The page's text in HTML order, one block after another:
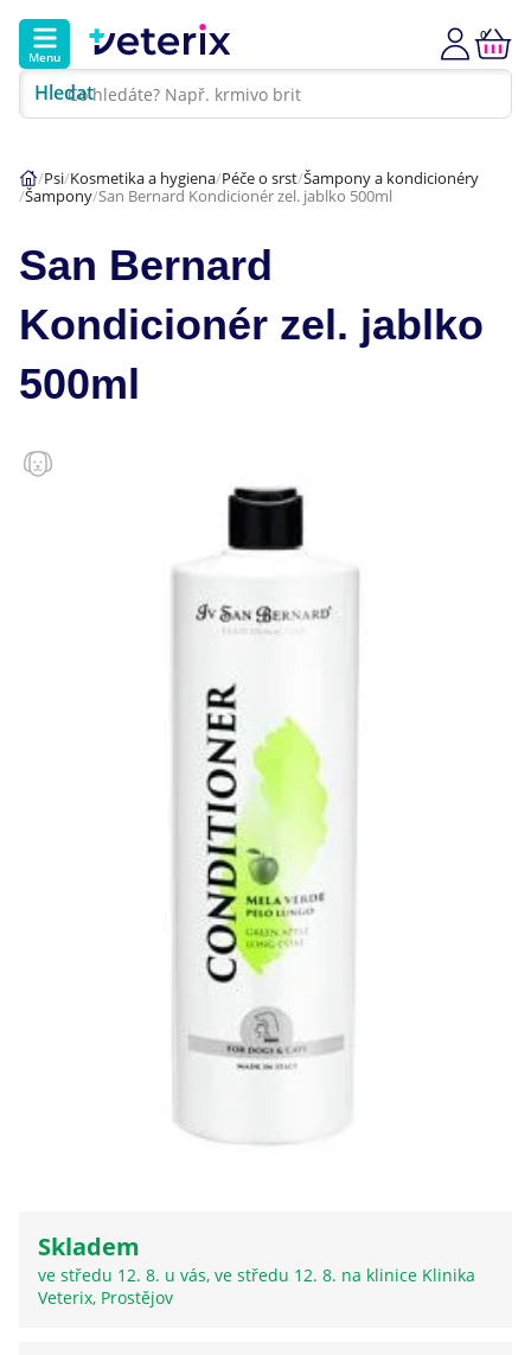
Menu
Hledat
0
Hlavní kategorie
Akce
Psi
Kočky
Veterinární diety
(Po–Pá, 8–15h)
eshop@veterix.cz
Psi Kosmetika a hygiena Péče o srst Šampony a kondicionéry
Šampony San Bernard Kondicionér zel. jablko 500ml
San Bernard
Kondicionér zel. jablko
500ml
Skladem
ve středu 12. 8. u vás, ve středu 12. 8. na klinice Klinika
Veterix, Prostějov